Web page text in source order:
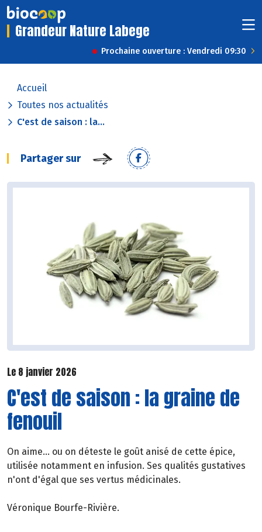
Grandeur Nature Labege
Prochaine ouverture : Vendredi 09:30
Accueil
Toutes nos actualités
C'est de saison : la...
Partager sur
Le 8 janvier 2026
C'est de saison : la graine de
fenouil
On aime... ou on déteste le goût anisé de cette épice,
utilisée notamment en infusion. Ses qualités gustatives
n'ont d'égal que ses vertus médicinales.
Véronique Bourfe-Rivière.